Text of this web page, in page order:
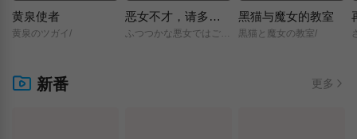
黄泉使者
黄泉のツガイ/
恶女不才，请多关照 ～雏宫蝶鼠换身传～
ふつつかな悪女ではございますが/～雛宮蝶鼠とりかえ伝～/
黑猫与魔女的教室
黒猫と魔女の教室/
新番 更多